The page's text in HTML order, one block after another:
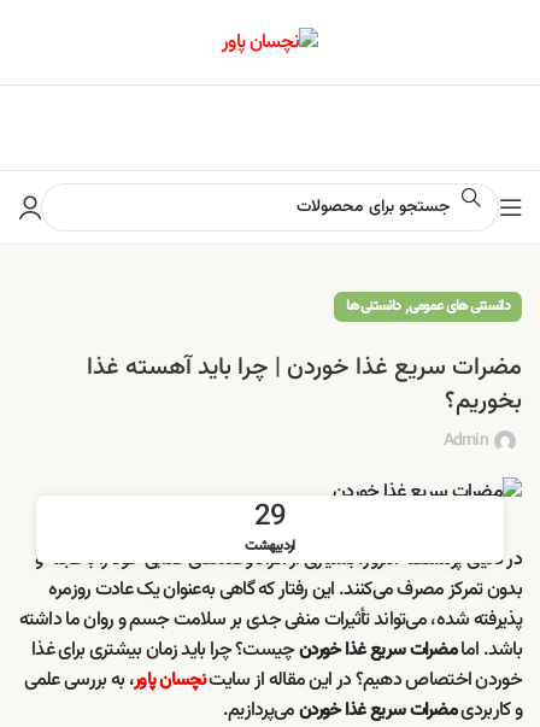
دانستنی های عمومی,دانستنی ها
مضرات سریع غذا خوردن | چرا باید آهسته غذا
بخوریم؟
Admin
29
اردیبهشت
در دنیای پرمشغله امروز، بسیاری از افراد وعده‌های غذایی خود را با عجله و
بدون تمرکز مصرف می‌کنند. این رفتار که گاهی به‌عنوان یک عادت روزمره
پذیرفته شده، می‌تواند تأثیرات منفی جدی بر سلامت جسم و روان ما داشته
باشد. امامضرات سریع غذا خوردنچیست؟ چرا باید زمان بیشتری برای غذا
خوردن اختصاص دهیم؟ در این مقاله از سایتنچسان پاور، به بررسی علمی
و کاربردیمضرات سریع غذا خوردنمی‌پردازیم.